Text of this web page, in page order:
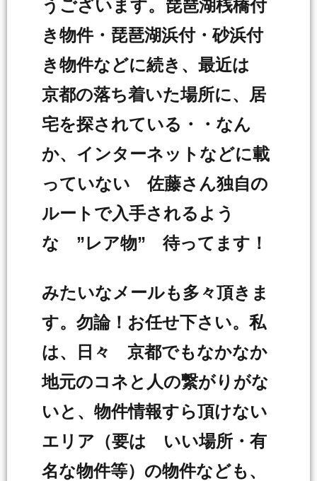
うございます。琵琶湖桟橋付
き物件・琵琶湖浜付・砂浜付
き物件などに続き、最近は
京都の落ち着いた場所に、居
宅を探されている・・なん
か、インターネットなどに載
っていない 佐藤さん独自の
ルートで入手されるよう
な ”レア物” 待ってます！
みたいなメールも多々頂きま
す。勿論！お任せ下さい。私
は、日々 京都でもなかなか
地元のコネと人の繋がりがな
いと、物件情報すら頂けない
エリア（要は いい場所・有
名な物件等）の物件なども、